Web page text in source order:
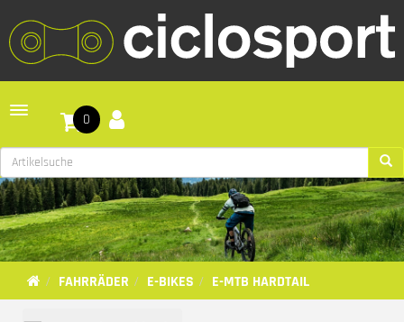
Toggle navigation
0
FAHRRÄDER E-BIKES E-MTB HARDTAIL